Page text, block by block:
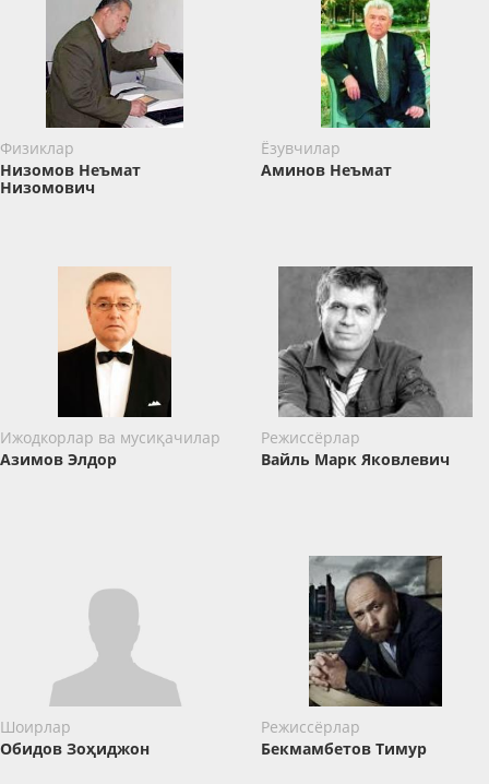
Физиклар
Низомов Неъмат
Низомович
Ёзувчилар
Аминов Неъмат
Ижодкорлар ва мусиқачилар
Азимов Элдор
Режиссёрлар
Вайль Марк Яковлевич
Шоирлар
Обидов Зоҳиджон
Режиссёрлар
Бекмамбетов Тимур